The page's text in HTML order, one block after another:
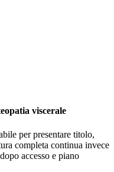
viscerale
per presentare titolo,
completa continua invece
accesso e piano